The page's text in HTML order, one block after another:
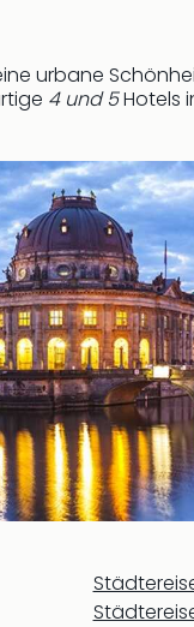
urbane
4und 5Hotels